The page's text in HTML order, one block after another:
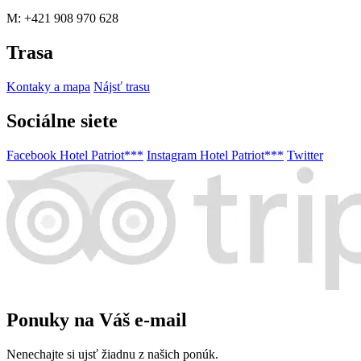
M: +421 908 970 628
Trasa
Kontaky a mapa Nájsť trasu
Sociálne siete
Facebook Hotel Patriot*** Instagram Hotel Patriot*** Twitter
Ponuky na Váš e-mail
Nenechajte si ujsť žiadnu z našich ponúk.